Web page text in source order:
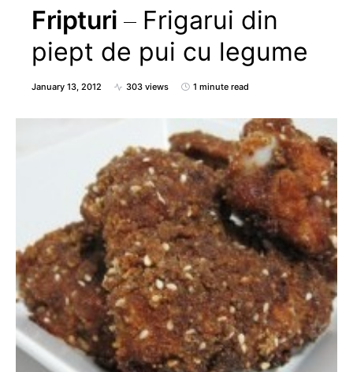
Fripturi
Frigarui din
piept de pui cu legume
January 13, 2012 303 views 1 minute read